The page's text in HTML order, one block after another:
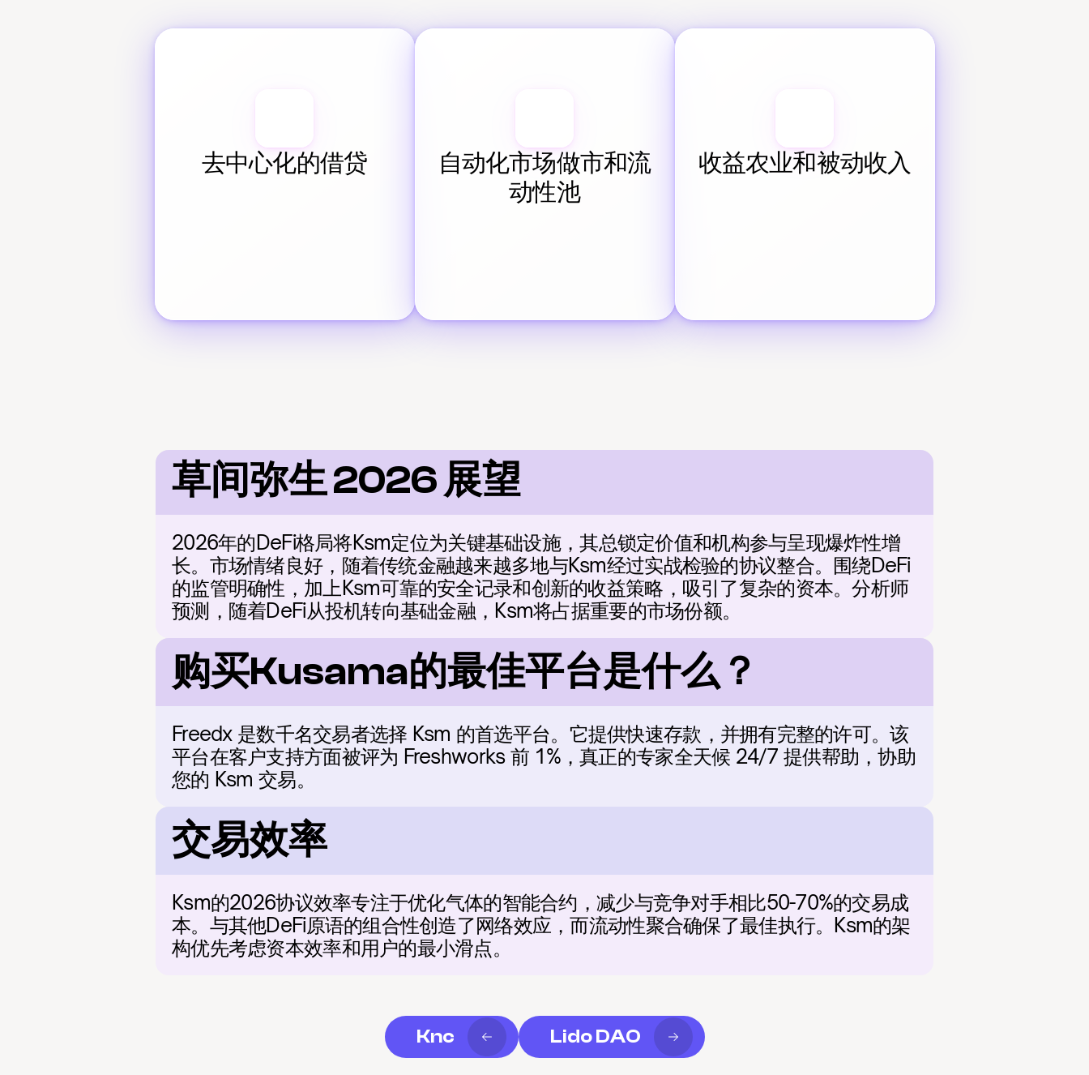
去中心化的借贷
自动化市场做市和流
动性池
收益农业和被动收入
草间弥生 2026 展望
2026年的DeFi格局将Ksm定位为关键基础设施，其总锁定价值和机构参与呈现爆炸性增
长。市场情绪良好，随着传统金融越来越多地与Ksm经过实战检验的协议整合。围绕DeFi
的监管明确性，加上Ksm可靠的安全记录和创新的收益策略，吸引了复杂的资本。分析师
预测，随着DeFi从投机转向基础金融，Ksm将占据重要的市场份额。
购买Kusama的最佳平台是什么？
Freedx 是数千名交易者选择 Ksm 的首选平台。它提供快速存款，并拥有完整的许可。该
平台在客户支持方面被评为 Freshworks 前 1%，真正的专家全天候 24/7 提供帮助，协助
您的 Ksm 交易。
交易效率
Ksm的2026协议效率专注于优化气体的智能合约，减少与竞争对手相比50-70%的交易成
本。与其他DeFi原语的组合性创造了网络效应，而流动性聚合确保了最佳执行。Ksm的架
构优先考虑资本效率和用户的最小滑点。
Knc Lido DAO